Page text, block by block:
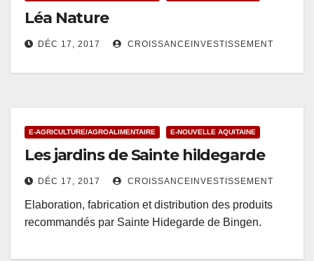
Léa Nature
DÉC 17, 2017 CROISSANCEINVESTISSEMENT
E-AGRICULTURE/AGROALIMENTAIRE E-NOUVELLE AQUITAINE
Les jardins de Sainte hildegarde
DÉC 17, 2017 CROISSANCEINVESTISSEMENT
Elaboration, fabrication et distribution des produits
recommandés par Sainte Hidegarde de Bingen.